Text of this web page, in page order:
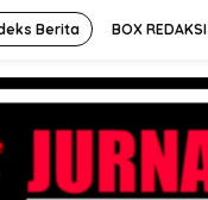
Berita BOX REDAKSI